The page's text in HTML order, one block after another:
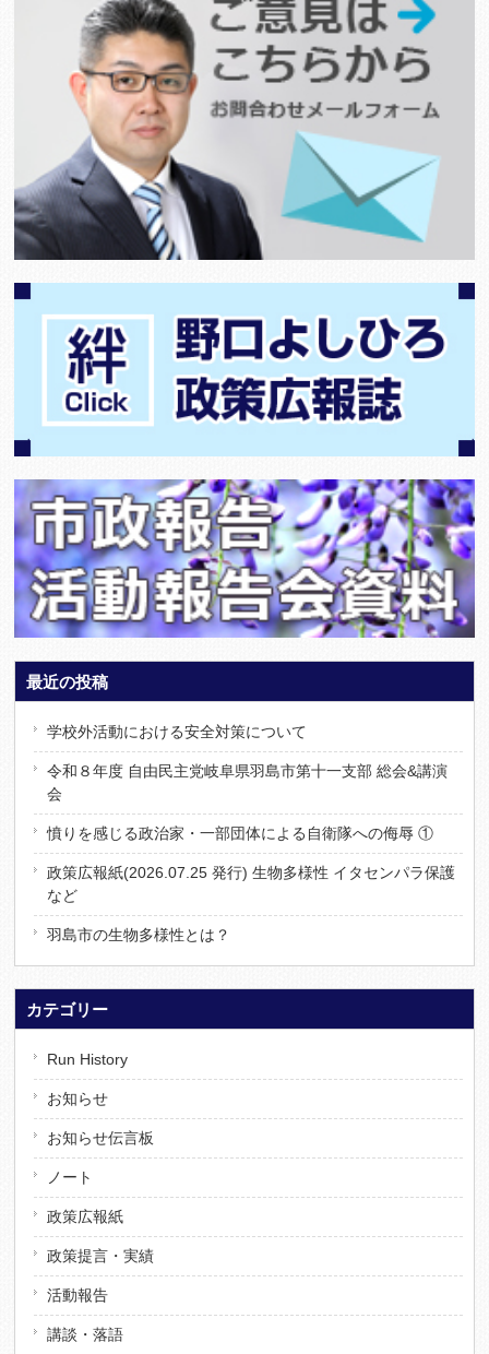
最近の投稿
学校外活動における安全対策について
令和８年度 自由民主党岐阜県羽島市第十一支部 総会&講演
会
憤りを感じる政治家・一部団体による自衛隊への侮辱 ①
政策広報紙(2026.07.25 発行) 生物多様性 イタセンパラ保護
など
羽島市の生物多様性とは？
カテゴリー
Run History
お知らせ
お知らせ伝言板
ノート
政策広報紙
政策提言・実績
活動報告
講談・落語